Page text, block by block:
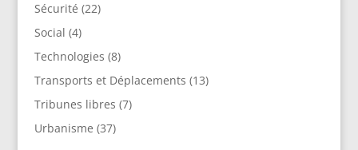
Sécurité (22)
Social (4)
Technologies (8)
Transports et Déplacements (13)
Tribunes libres (7)
Urbanisme (37)